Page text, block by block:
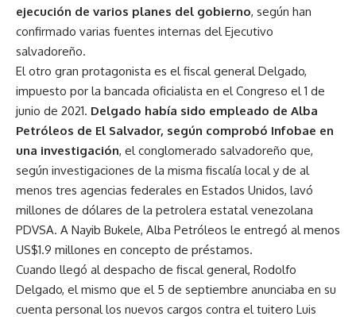
ejecución de varios planes del gobierno, según han
confirmado varias fuentes internas del Ejecutivo
salvadoreño.
El otro gran protagonista es el fiscal general Delgado,
impuesto por la bancada oficialista en el Congreso el 1 de
junio de 2021. Delgado había sido empleado de Alba
Petróleos de El Salvador, según comprobó Infobae en
una investigación, el conglomerado salvadoreño que,
según investigaciones de la misma fiscalía local y de al
menos tres agencias federales en Estados Unidos, lavó
millones de dólares de la petrolera estatal venezolana
PDVSA. A Nayib Bukele, Alba Petróleos le entregó al menos
US$1.9 millones en concepto de préstamos.
Cuando llegó al despacho de fiscal general, Rodolfo
Delgado, el mismo que el 5 de septiembre anunciaba en su
cuenta personal los nuevos cargos contra el tuitero Luis